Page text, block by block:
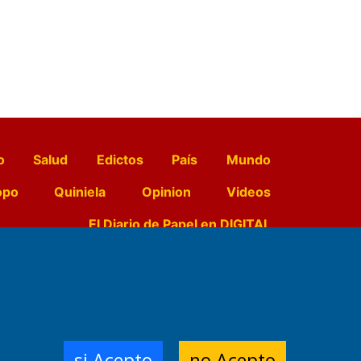
Salud Edictos País
Mundo
Quiniela Opinion
Videos
El Diario de Papel en DIGITAL